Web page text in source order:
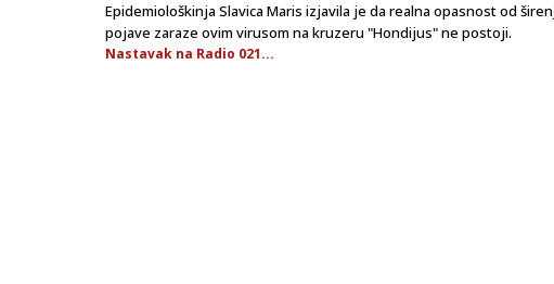
Epidemiološkinja Slavica Maris izjavila je da realna opasnost od
pojave zaraze ovim virusom na kruzeru "Hondijus" ne postoji.
Nastavak na Radio 021...